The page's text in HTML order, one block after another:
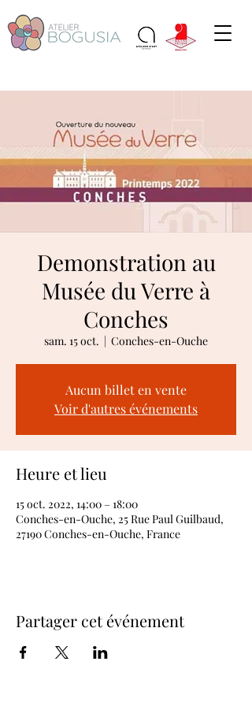
Demonstration au
Musée du Verre à
Conches
sam. 15 oct.
  |
Conches-en-Ouche
Aucun billet en vente
Voir d'autres événements
Heure et lieu
15 oct. 2022, 14:00 – 18:00
Conches-en-Ouche, 25 Rue Paul Guilbaud,
27190 Conches-en-Ouche, France
Partager cet événement